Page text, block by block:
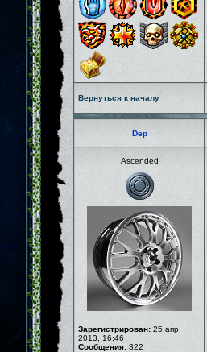
Вернуться к началу
Dep
Ascended
Зарегистрирован: 25 апр
2013, 16:46
Сообщения: 322